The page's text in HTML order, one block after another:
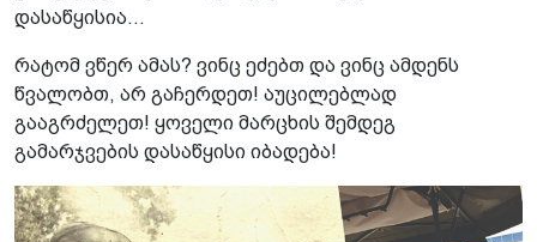
დასაწყისია...
რატომ ვწერ ამას? ვინც ეძებთ და ვინც ამდენს
წვალობთ, არ გაჩერდეთ! აუცილებლად
გააგრძელეთ! ყოველი მარცხის შემდეგ
გამარჯვების დასაწყისი იბადება!